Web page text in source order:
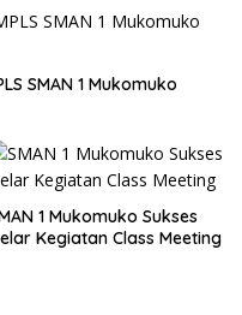
SMAN 1 Mukomuko
1 Mukomuko Sukses
Kegiatan Class Meeting